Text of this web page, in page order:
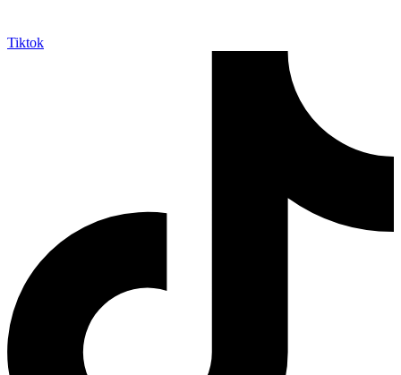
Tiktok